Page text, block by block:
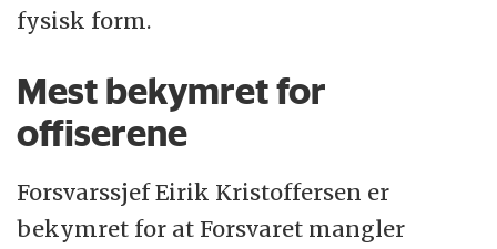
fysisk form.
Mest bekymret for
offiserene
Forsvarssjef Eirik Kristoffersen er
bekymret for at Forsvaret mangler